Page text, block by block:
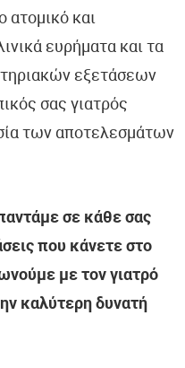
ατομικό και
ευρήματα και τα
εξετάσεων
σας γιατρός
των αποτελεσμάτων
σε κάθε σας
που κάνετε στο
με τον γιατρό
καλύτερη δυνατή